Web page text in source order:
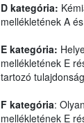
D kategória:
mellékletének A
E kategória:
mellékletének E
tartozó
F kategória:
mellékletének E